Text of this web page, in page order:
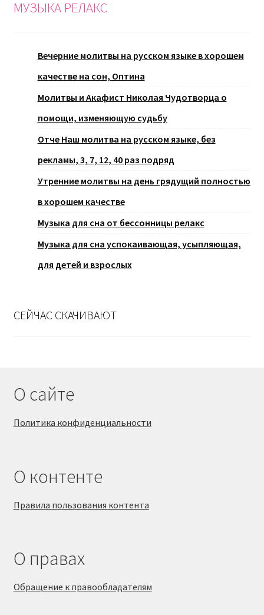
МУЗЫКА РЕЛАКС
Вечерние молитвы на русском языке в хорошем
качестве на сон, Оптина
Молитвы и Акафист Николая Чудотворца о
помощи, изменяющую судьбу
Отче Наш молитва на русском языке, без
рекламы, 3, 7, 12, 40 раз подряд
Утренние молитвы на день грядущий полностью
в хорошем качестве
Музыка для сна от бессонницы релакс
Музыка для сна успокаивающая, усыпляющая,
для детей и взрослых
СЕЙЧАС СКАЧИВАЮТ
О сайте
Политика конфиденциальности
О контенте
Правила пользования контента
О правах
Обращение к правообладателям